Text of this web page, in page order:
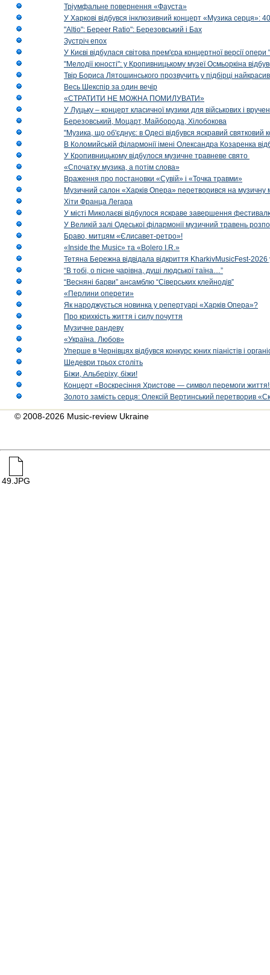
Тріумфальне повернення «Фауста»
У Харкові відбувся інклюзивний концерт «Музика серця»:
"Altio": Береer Ratio": Березовський і Бах
Зустріч епох
У Києві відбулася світова прем'єра концертної версії
"Мелодії юності": у Кропивницькому музеї Осмьоркіна
Твір Бориса Лятошинського прозвучить у підбірці
Весь Шекспір за один вечір
«СТРАТИТИ НЕ МОЖНА ПОМИЛУВАТИ»
У Луцьку – концерт класичної музики для військових і
Березовський, Моцарт, Майборода, Хілобокова
"Музика, що об'єднує: в Одесі відбувся яскравий
В Коломийській філармонії імені Олександра Козаренка
У Кропивницькому відбулося музичне травневе свято
«Спочатку музика, а потім слова»
Враження про постановки «Сувій» і «Точка травми»
Музичний салон «Харків Опера» перетворився на музичну
Хіти Франца Легара
У місті Миколаєві відбулося яскраве завершення
У Великій залі Одеської філармонії музичний травень
Браво, митцям «Єлисавет-ретро»!
«Inside the Music» та «Bolero I.R.»
Тетяна Бережна відвідала відкриття KharkivMusicFest-2026
“В тобі, о пісне чарівна, душі людської таїна…”
“Весняні барви” ансамблю “Сіверських клейнодів”
«Перлини оперети»
Як народжується новинка у репертуарі «Харків Опера»?
Про крихкість життя і силу почуття
Музичне рандеву
«Україна. Любов»
Уперше в Чернівцях відбувся конкурс юних піаністів і
Шедеври трьох століть
Біжи, Альберіху, біжи!
Концерт «Воскресіння Христове — символ перемоги
Золото замість серця: Олексій Вертинський перетворив
© 2008-2026 Music-review Ukraine
49.JPG